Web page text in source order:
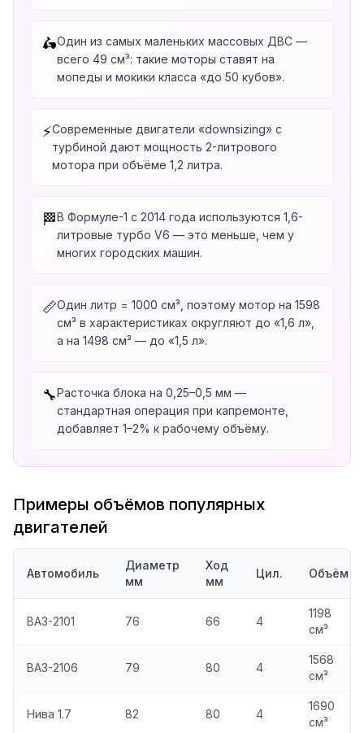
🛵Один из самых маленьких массовых ДВС —
всего 49 см³: такие моторы ставят на
мопеды и мокики класса «до 50 кубов».
⚡Современные двигатели «downsizing» с
турбиной дают мощность 2-литрового
мотора при объёме 1,2 литра.
🏁В Формуле-1 с 2014 года используются 1,6-
литровые турбо V6 — это меньше, чем у
многих городских машин.
📏Один литр = 1000 см³, поэтому мотор на 1598
см³ в характеристиках округляют до «1,6 л»,
а на 1498 см³ — до «1,5 л».
🔧Расточка блока на 0,25–0,5 мм —
стандартная операция при капремонте,
добавляет 1–2% к рабочему объёму.
Примеры объёмов популярных
двигателей
Автомобиль
Диаметр
мм
Ход
мм
Цил. Объём
ВАЗ-2101 76 66 4
1198
см³
ВАЗ-2106 79 80 4
1568
см³
Нива 1.7 82 80 4
1690
см³